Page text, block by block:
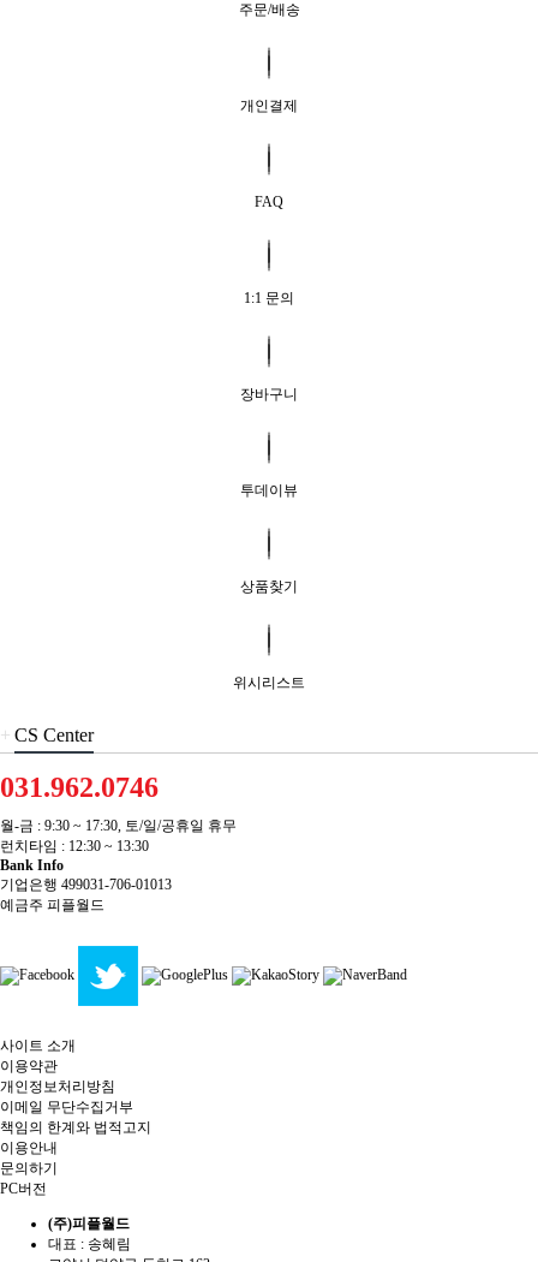
주문/배송
개인결제
FAQ
1:1 문의
장바구니
투데이뷰
상품찾기
위시리스트
+ CS Center
031.962.0746
월-금 : 9:30 ~ 17:30, 토/일/공휴일 휴무
런치타임 : 12:30 ~ 13:30
Bank Info
기업은행 499031-706-01013
예금주 피플월드
사이트 소개
이용약관
개인정보처리방침
이메일 무단수집거부
책임의 한계와 법적고지
이용안내
문의하기
PC버전
(주)피플월드
대표 : 송혜림